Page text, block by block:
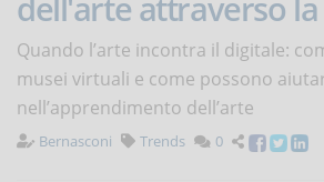
Quando l’arte incontra il digitale:
musei virtuali e come possono
nell’apprendimento dell’arte
Bernasconi Trends 0